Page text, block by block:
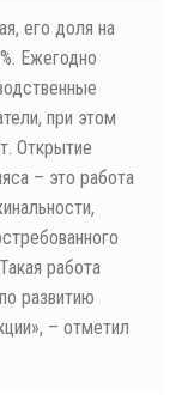
его доля на
Ежегодно
при этом
Открытие
– это работа
работа
развитию
– отметил